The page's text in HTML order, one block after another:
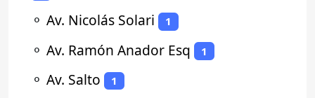
⚬ Av. Nicolás Solari 1
⚬ Av. Ramón Anador Esq 1
⚬ Av. Salto 1